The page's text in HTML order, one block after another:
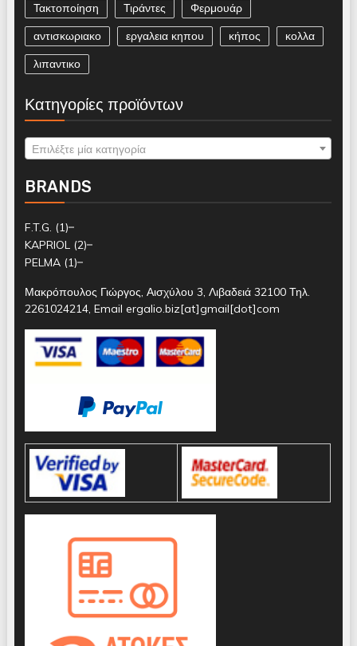
Τακτοποίηση
Τιράντες
Φερμουάρ
αντισκωριακο
εργαλεια κηπου κήπος
κολλα
λιπαντικο
Κατηγορίες προϊόντων
Επιλέξτε μία κατηγορία
BRANDS
F.T.G. (1)
KAPRIOL (2)
PELMA (1)
Μακρόπουλος Γιώργος, Αισχύλου 3, Λιβαδειά 32100 Τηλ.
2261024214, Email ergalio.biz[at]gmail[dot]com